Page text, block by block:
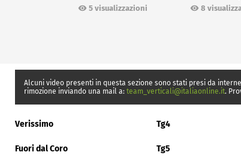
5 visualizzazioni
Ceuta
8
Alcuni video presenti in questa sezione sono stati presi da
rimozione inviando una mail a: team_verticali@italiaonline.it.
Verissimo Tg4
Fuori dal Coro Tg5